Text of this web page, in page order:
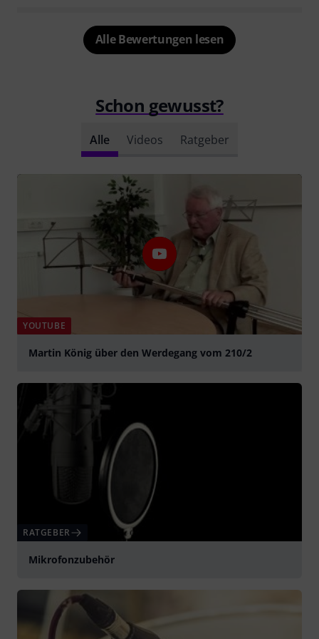
Alle Bewertungen lesen
Schon gewusst?
Alle Videos Ratgeber
YOUTUBE
Martin König über den Werdegang vom 210/2
RATGEBER
Mikrofonzubehör